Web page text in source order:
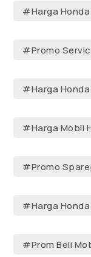
#Harga Honda
#Promo
#Harga Honda
#Harga Mobil
#Promo
#Harga Honda
#Prom Beli